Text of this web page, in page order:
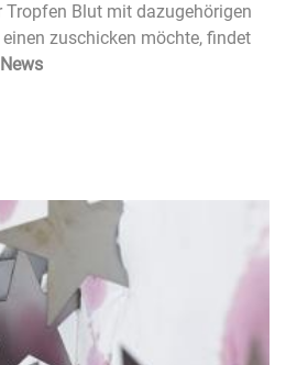
Tropfen Blut mit dazugehörigen
zuschicken möchte, findet
News